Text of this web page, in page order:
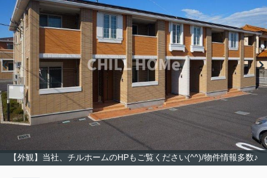
【外観】当社、チルホームのHPもご覧ください(^^)/物件情報多数♪